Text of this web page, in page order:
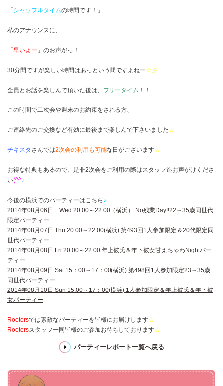
「 シャッフルタイムの時間です！」
私のアナウンスに、
「 早いよー 」のお声がっ！
30分間ですが楽しい時間はあっという間ですよねー☆彡
全員とお話を楽しんで頂いた後は、 フリータイム ！！
この時間で二次会や週末のお約束をされる方、
ご連絡先のご交換など有効に最後まで楽しんで下さいました☆
チキスタ さんでは2次会の利用も可能な日がございます☆
お得な特典もあるので、是非2次会をご利用の際はスタッフ迄お声がけくださ
い(^^♪
今後の横浜でのパーティーはこちら ♪
2014年08月06日 Wed 20:00～22:00（横浜） No残業Day!!22～35歳同世代
限定パーティー
2014年08月07日 Thu 20:00～22:00(横浜) 第493回1人参加限定＆20代限定同
世代パーティー
2014年08月08日 Fri 20:00～22:00 年上彼氏＆年下彼女甘えちゃわNightパー
ティー
2014年08月09日 Sat 15：00～17：00(横浜) 第498回1人参加限定23～35歳
同世代パーティー
2014年08月10日 Sun 15:00～17：00(横浜) 1人参加限定＆年上彼氏＆年下彼
女パーティー
Rootersでは素敵なパーティーを皆様にお届けします☆
Rootersスタッフ一同皆様のご参加お待ちしております☆
パーティーレポート一覧へ戻る